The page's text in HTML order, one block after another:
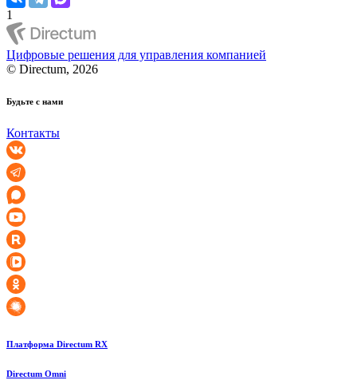
1
Цифровые решения для управления компанией
© Directum, 2026
Будьте с нами
Контакты
Платформа Directum RX
Directum Omni